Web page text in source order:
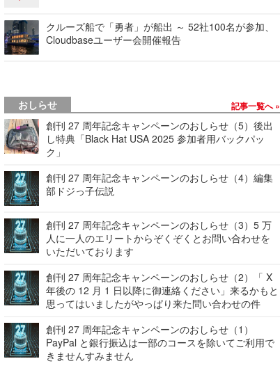
クルーズ船で「勇者」が船出 ～ 52社100名が参加、
Cloudbaseユーザー会開催報告
おしらせ 記事一覧へ
創刊 27 周年記念キャンペーンのおしらせ（5）後出
し特典「Black Hat USA 2025 参加者用バックパッ
ク」
創刊 27 周年記念キャンペーンのおしらせ（4）編集
部ドジっ子伝説
創刊 27 周年記念キャンペーンのおしらせ（3）5 万
人に一人のエリートからぞくぞくとお問い合わせを
いただいております
創刊 27 周年記念キャンペーンのおしらせ（2）「 X
年後の 12 月 1 日以降に御連絡ください」来るかもと
思ってはいましたがやっぱり来た問い合わせの件
創刊 27 周年記念キャンペーンのおしらせ（1）
PayPal と銀行振込は一部のコースを除いてご利用で
きませんすみません